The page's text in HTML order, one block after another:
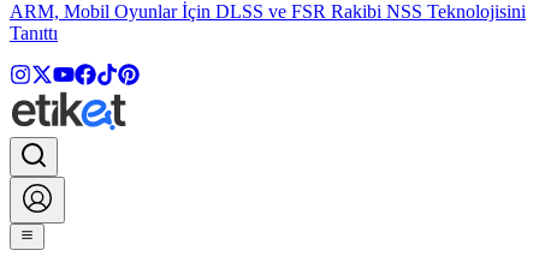
ARM, Mobil Oyunlar İçin DLSS ve FSR Rakibi NSS Teknolojisini
Tanıttı